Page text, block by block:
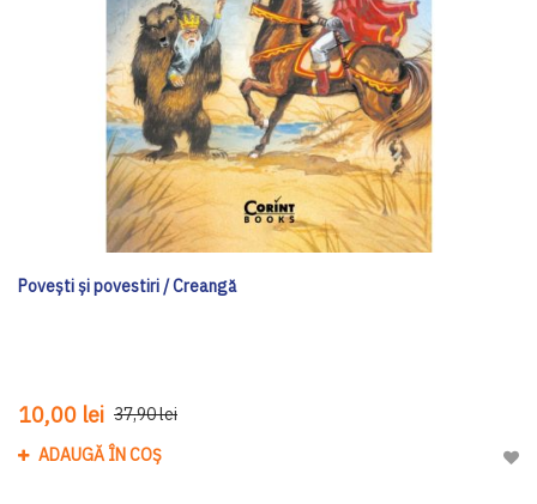
Poveşti şi povestiri / Creangă
10,00 lei 37,90 lei
ADAUGĂ ÎN COȘ